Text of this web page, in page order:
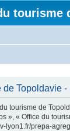
tourisme
de Topoldavie -
tourisme de
», « Office du
lyon1.fr/prepa-